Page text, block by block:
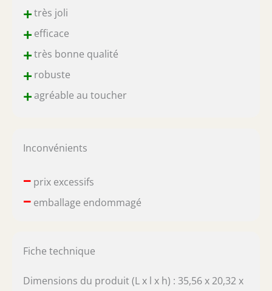
+très joli
+efficace
+très bonne qualité
+robuste
+agréable au toucher
Inconvénients
–prix excessifs
–emballage endommagé
Fiche technique
Dimensions du produit (L x l x h) : 35,56 x 20,32 x